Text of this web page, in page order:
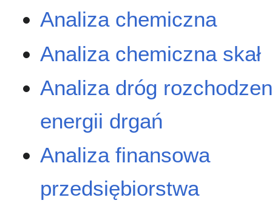
Analiza chemiczna
Analiza chemiczna skał
Analiza dróg
energii drgań
Analiza finansowa
przedsiębiorstwa